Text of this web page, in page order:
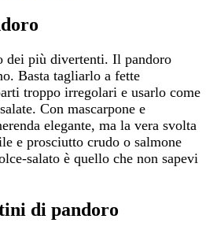
dei più divertenti. Il pandoro
Basta tagliarlo a fette
troppo irregolari e usarlo come
Con mascarpone e
elegante, ma la vera svolta
e prosciutto crudo o salmone
salato è quello che non sapevi
di pandoro